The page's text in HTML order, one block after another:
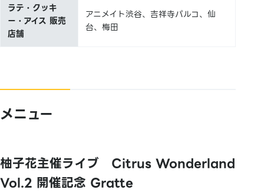
ラテ・クッキ
ー・アイス 販売
店舗
アニメイト渋谷、吉祥寺パルコ、仙
台、梅田
メニュー
柚子花主催ライブ Citrus Wonderland
Vol.2 開催記念 Gratte